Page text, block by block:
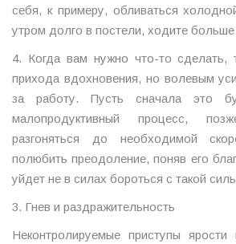
себя, к примеру, обливаться
утром долго в постели, ходите
4. Когда вам нужно что-то сделать,
прихода вдохновения, но волевым
за работу. Пусть сначала это
малопродуктивный процесс,
разгоняться до необходимой
полюбить преодоление, поняв его
уйдет не в силах бороться с такой
3. Гнев и раздражительность
Неконтролируемые приступы